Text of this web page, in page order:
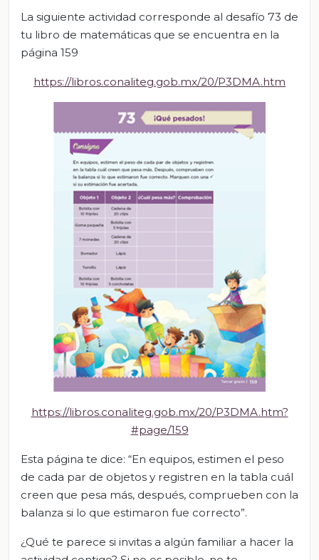
La siguiente actividad corresponde al desafío 73 de
tu libro de matemáticas que se encuentra en la
página 159
https://libros.conaliteg.gob.mx/20/P3DMA.htm
https://libros.conaliteg.gob.mx/20/P3DMA.htm?
#page/159
Esta página te dice: “En equipos, estimen el peso
de cada par de objetos y registren en la tabla cuál
creen que pesa más, después, comprueben con la
balanza si lo que estimaron fue correcto”.
¿Qué te parece si invitas a algún familiar a hacer la